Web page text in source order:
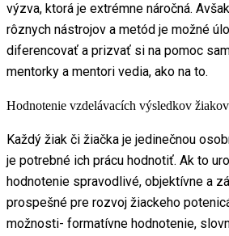
výzva, ktorá je extrémne náročná.
rôznych nástrojov a metód je možné
diferencovať a prizvať si na pomoc
mentorky a mentori vedia, ako na to.
Hodnotenie vzdelávacích výsledkov žiakov
Každý žiak či žiačka je jedinečnou
je potrebné ich prácu hodnotiť. Ak to
hodnotenie spravodlivé, objektívne a
prospešné pre rozvoj žiackeho
možnosti- formatívne hodnotenie,